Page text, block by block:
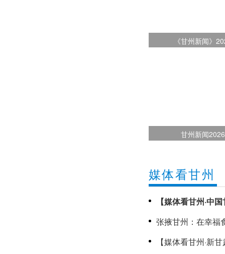
《甘州新闻》
甘州新闻
媒体看甘州
【媒体看甘州·中
助学金温暖甘州高
张掖甘州：在幸福
【媒体看甘州·新